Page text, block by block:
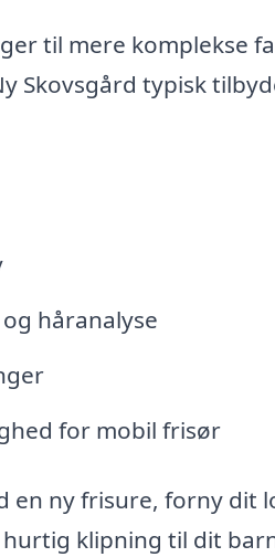
til mere komplekse
Skovsgård typisk
håranalyse
for mobil frisør
en ny frisure, forny dit
klipning til dit